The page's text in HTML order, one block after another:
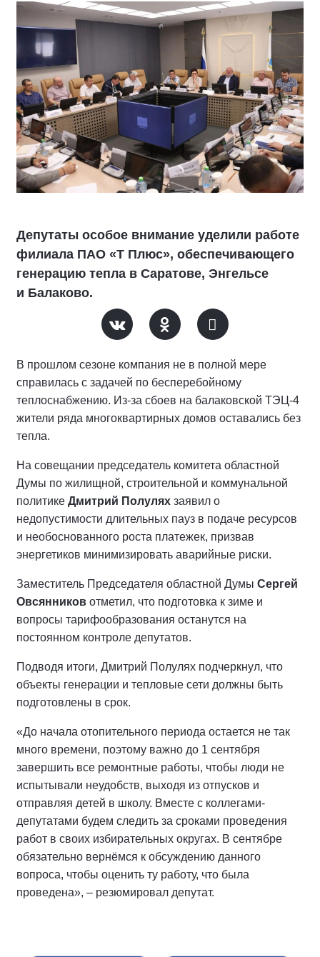
Депутаты особое внимание уделили работе
филиала ПАО «Т Плюс», обеспечивающего
генерацию тепла в Саратове, Энгельсе
и Балаково.
В прошлом сезоне компания не в полной мере
справилась с задачей по бесперебойному
теплоснабжению. Из-за сбоев на балаковской ТЭЦ-4
жители ряда многоквартирных домов оставались без
тепла.
На совещании председатель комитета областной
Думы по жилищной, строительной и коммунальной
политике Дмитрий Полулях заявил о
недопустимости длительных пауз в подаче ресурсов
и необоснованного роста платежек, призвав
энергетиков минимизировать аварийные риски.
Заместитель Председателя областной Думы Сергей
Овсянников отметил, что подготовка к зиме и
вопросы тарифообразования останутся на
постоянном контроле депутатов.
Подводя итоги, Дмитрий Полулях подчеркнул, что
объекты генерации и тепловые сети должны быть
подготовлены в срок.
«До начала отопительного периода остается не так
много времени, поэтому важно до 1 сентября
завершить все ремонтные работы, чтобы люди не
испытывали неудобств, выходя из отпусков и
отправляя детей в школу. Вместе с коллегами-
депутатами будем следить за сроками проведения
работ в своих избирательных округах. В сентябре
обязательно вернёмся к обсуждению данного
вопроса, чтобы оценить ту работу, что была
проведена», – резюмировал депутат.